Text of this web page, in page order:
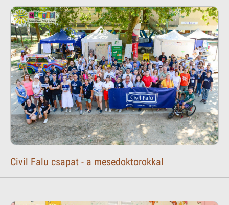
Civil Falu csapat - a mesedoktorokkal